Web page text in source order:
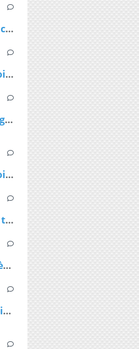
La propagation de la COVID-19 s'"accélère" au Royaume-Uni
Netflix, Disney+, Apple TV... De quoi passer du bon temps pendant le confinement
Coronavirus : Les vols entre l'Hexagone et l'Outre-Mer interdits dès lundi
Netflix, Disney+, Apple TV... De quoi passer du bon temps pendant le confinement
Les médias sportifs, sur le banc de touche mais pas résignés
Confinement : La Maison Lumni dès lundi à 9h sur les chaines de France Télévisions
TF1 remplace Demain nous appartient par Sept à Huit, dès lundi à 19h05 le temps du confinement